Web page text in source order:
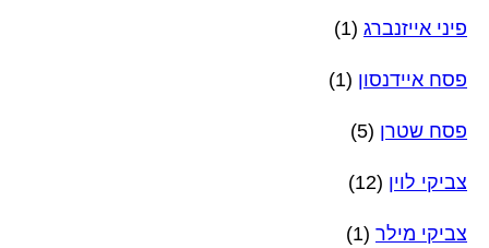
פיני אייזנברג (1)
פסח איידנסון (1)
פסח שטרן (5)
צביקי לוין (12)
צביקי מילר (1)